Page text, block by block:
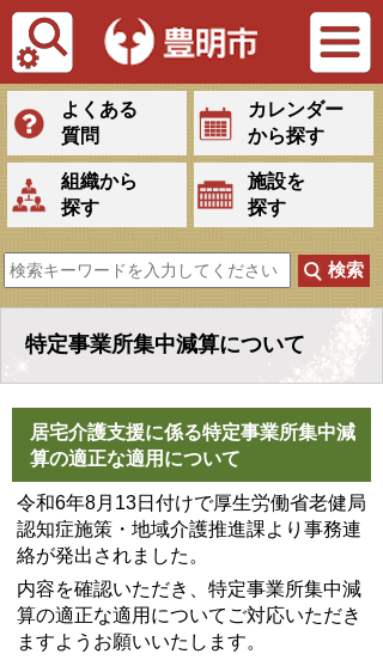
Tiếng Việt
よくある
質問
カレンダー
から探す
組織から
探す
施設を
探す
特定事業所集中減算について
居宅介護支援に係る特定事業所集中減
算の適正な適用について
令和6年8月13日付けで厚生労働省老健局
認知症施策・地域介護推進課より事務連
絡が発出されました。
内容を確認いただき、特定事業所集中減
算の適正な適用についてご対応いただき
ますようお願いいたします。